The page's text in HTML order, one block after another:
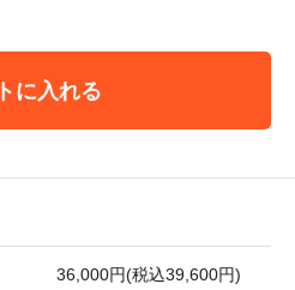
に入れる
36,000円(税込39,600円)